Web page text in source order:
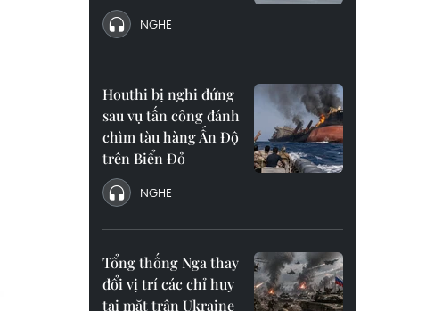
NGHE
Houthi bị nghi đứng
sau vụ tấn công đánh
chìm tàu hàng Ấn Độ
trên Biển Đỏ
NGHE
Tổng thống Nga thay
đổi vị trí các chỉ huy
tại mặt trận Ukraine